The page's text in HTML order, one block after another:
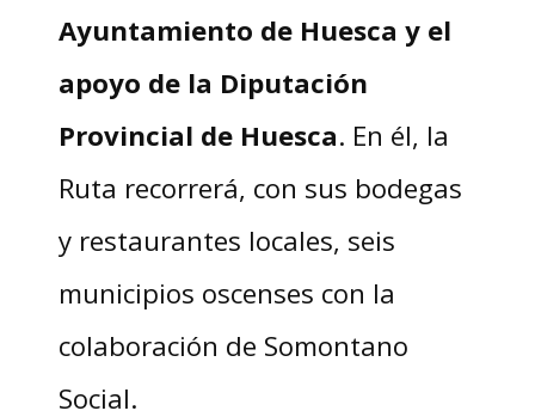
Ayuntamiento de Huesca y el
apoyo de la Diputación
Provincial de Huesca. En él, la
Ruta recorrerá, con sus bodegas
y restaurantes locales, seis
municipios oscenses con la
colaboración de Somontano
Social.